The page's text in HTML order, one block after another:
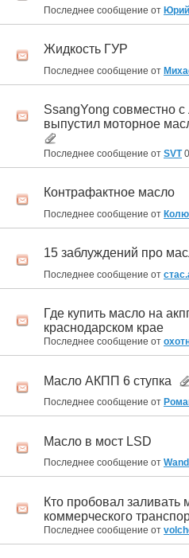
Последнее сообщение от
Жидкость ГУР
Последнее сообщение от
SsangYong совместно с
выпустил моторное
Последнее сообщение от SVT
Контрафактное масло
Последнее сообщение от
15 заблуждений про
Последнее сообщение от
Где купить масло на
краснодарском крае
Последнее сообщение от
Масло АКПП 6 ступка
Последнее сообщение от
Масло в мост LSD
Последнее сообщение от
Кто пробовал заливать
коммерческого
Последнее сообщение от